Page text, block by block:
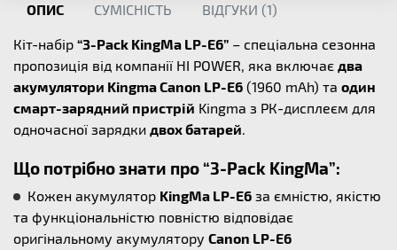
ОПИС СУМІСНІСТЬ ВІДГУКИ (1)
Кіт-набір “3-Pack KingMa LP-E6” – спеціальна сезонна
пропозиція від компанії HI POWER, яка включає два
акумулятори Kingma Canon LP-E6 (1960 mAh) та один
смарт-зарядний пристрій Kingma з РК-дисплеєм для
одночасної зарядки двох батарей.
Що потрібно знати про “3-Pack KingMa”:
Кожен акумулятор KingMa LP-E6 за ємністю, якістю
та функціональністю повністю відповідає
оригінальному акумулятору Canon LP-E6